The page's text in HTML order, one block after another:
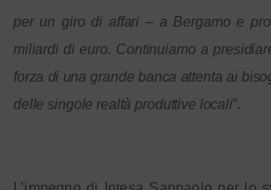
per un giro di affari – a Bergamo e
miliardi di euro. Continuiamo a
forza di una grande banca attenta ai
delle singole realtà produttive locali”.